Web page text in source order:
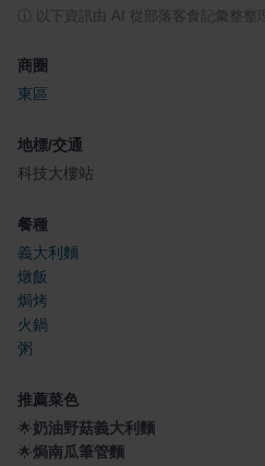
以下資訊由 AI 從部落客食記彙整整理
商圈
東區
地標/交通
科技大樓站
餐種
義大利麵
燉飯
焗烤
火鍋
粥
推薦菜色
🌟奶油野菇義大利麵
🌟焗南瓜筆管麵